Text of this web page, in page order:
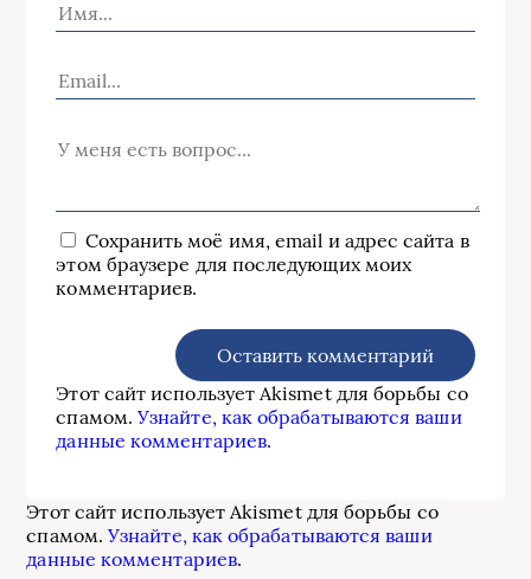
Сохранить моё имя, email и адрес сайта в
этом браузере для последующих моих
комментариев.
Этот сайт использует Akismet для борьбы со
спамом.Узнайте, как обрабатываются ваши
данные комментариев.
Этот сайт использует Akismet для борьбы со
спамом.Узнайте, как обрабатываются ваши
данные комментариев.